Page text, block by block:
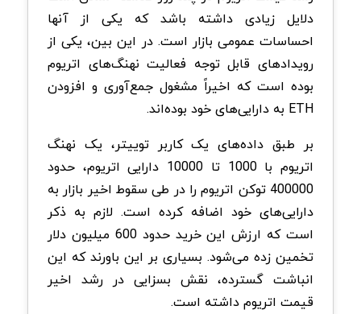
دلایل زیادی داشته باشد که یکی از آنها
احساسات عمومی بازار است. در این بین، یکی از
رویدادهای قابل توجه فعالیت نهنگ‌های اتریوم
بوده است که اخیراً مشغول جمع‌آوری و افزودن
ETH به دارایی‌های خود بوده‌اند.
بر طبق داده‌های یک کاربر توییتر، یک نهنگ
اتریوم با 1000 تا 10000 دارایی اتریوم، حدود
400000 توکن اتریوم را در طی سقوط اخیر بازار به
دارایی‌های خود اضافه کرده است. لازم به ذکر
است که ارزش این خرید حدود 600 میلیون دلار
تخمین زده می‌شود. بسیاری بر این باورند که این
انباشت گسترده، نقش بسزایی در رشد اخیر
قیمت اتریوم داشته است.